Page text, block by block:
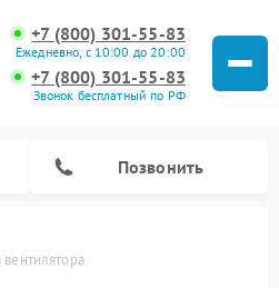
+7 (800) 301-55-83
Ежедневно, с 10:00 до 20:00
+7 (800) 301-55-83
Звонок бесплатный по РФ
Позвонить